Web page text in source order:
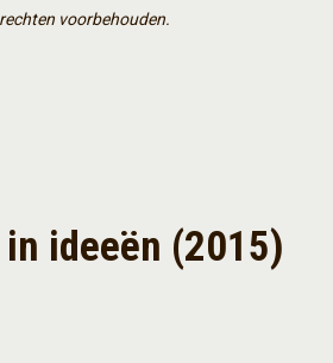
voorbehouden.
ideeën (2015)